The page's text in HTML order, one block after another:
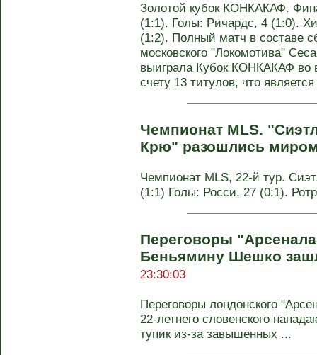
Золотой кубок КОНКАКАФ.
(1:1). Голы: Ричардс, 4 (1:0).
(1:2). Полный матч в составе
московского "Локомотива"
выиграла Кубок КОНКАКАФ во
счету 13 титулов, что
Чемпионат MLS.
Крю" разошлись
Чемпионат MLS, 22-й тур.
(1:1) Голы: Росси, 27 (0:1).
Переговоры
Беньямину Шешко
23:30:03
Переговоры лондонского
22-летнего словенского
тупик из-за завышенных ...